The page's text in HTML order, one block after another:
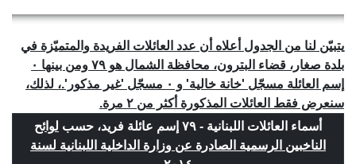
يتبيّن لنا من الجدول أعلاه أن عدد العائلات الفريدة والمتميّزة في
بلدة صغار، قضاء البترون، محافظة الشمال هو ٧٩ ومن بينها ٠
إسم العائلة مسجّل 'خانة خالية' و ٠ مسجّل 'غير مذكور'.، لذلك،
سنعرض فقط العائلات المذكورة أكثر من ٢ مرة.
أسماء العائلات اللبنانية - ٧٩ إسم عائلة فريد، حسب
لوائح
الناخبين الرسمية الصادرة عن وزارة الداخلية اللبنانية لسنة